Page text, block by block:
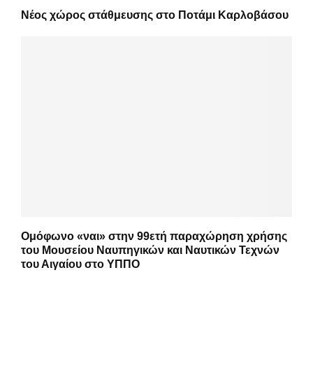
Νέος χώρος στάθμευσης στο Ποτάμι Καρλοβάσου
Ομόφωνο «ναι» στην 99ετή παραχώρηση χρήσης
του Μουσείου Ναυπηγικών και Ναυτικών Τεχνών
του Αιγαίου στο ΥΠΠΟ